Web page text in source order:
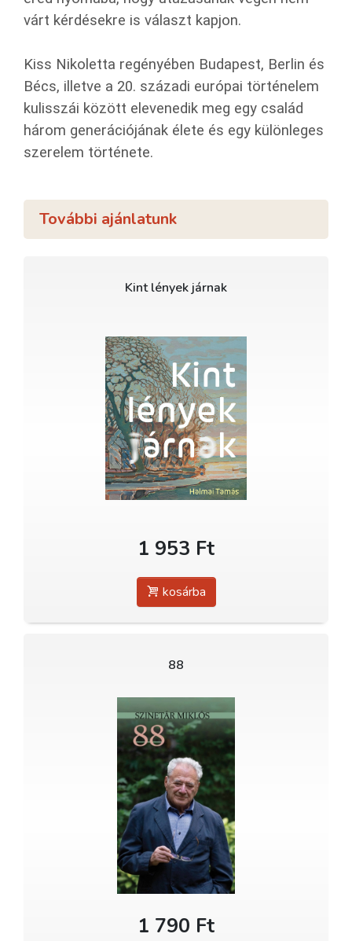
várt kérdésekre is választ kapjon.
Kiss Nikoletta regényében Budapest, Berlin és
Bécs, illetve a 20. századi európai történelem
kulisszái között elevenedik meg egy család
három generációjának élete és egy különleges
szerelem története.
További ajánlatunk
Kint lények járnak
1 953 Ft
kosárba
88
1 790 Ft